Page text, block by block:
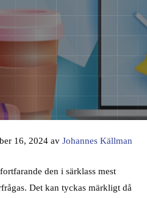
16, 2024 av Johannes Källman
den i särklass mest
Det kan tyckas märkligt då